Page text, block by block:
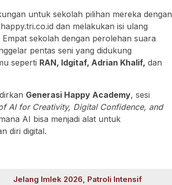
untuk sekolah pilihan mereka dengan
dan melakukan isi ulang
sekolah dengan perolehan suara
pentas seni yang didukung
seperti RAN, Idgitaf, Adrian Khalif, dan
Generasi Happy Academy, sesi
AI for Creativity, Digital Confidence, and
AI bisa menjadi alat untuk
diri digital.
Jelang Imlek 2026, Patroli Intensif